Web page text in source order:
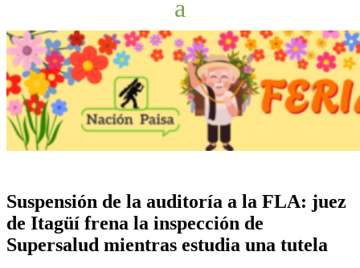
Suspensión de la auditoría a la FLA: juez
de Itagüí frena la inspección de
Supersalud mientras estudia una tutela